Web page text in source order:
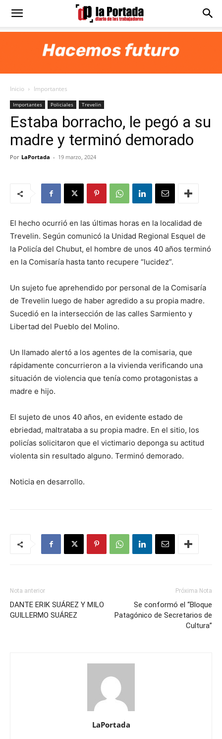
Diario
Portada
Inicio Importantes
Importantes Policiales Trevelin
Estaba borracho, le pegó a su
madre y terminó demorado
Por LaPortada - 19 marzo, 2024
El hecho ocurrió en las últimas horas en la localidad de
Trevelin. Según comunicó la Unidad Regional Esquel de
la Policía del Chubut, el hombre de unos 40 años terminó
en la Comisaría hasta tanto recupere “lucidez”.
Un sujeto fue aprehendido por personal de la Comisaría
de Trevelin luego de haber agredido a su propia madre.
Sucedió en la intersección de las calles Sarmiento y
Libertad del Pueblo del Molino.
Un llamado alertó a los agentes de la comisaria, que
rápidamente concurrieron a la vivienda verificando una
situación de violencia que tenía como protagonistas a
madre e hijo.
El sujeto de unos 40 años, en evidente estado de
ebriedad, maltrataba a su propia madre. En el sitio, los
policías solicitaron que el victimario deponga su actitud
violenta sin resultado alguno. Terminó demorado.
Noticia en desarrollo.
Nota anterior
DANTE ERIK SUÁREZ Y MILO
GUILLERMO SUÁREZ
Próxima Nota
Se conformó el “Bloque
Patagónico de Secretarios de
Cultura”
LaPortada